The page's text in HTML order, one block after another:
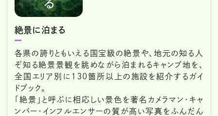
絶景に泊まる
各県の誇りともいえる国宝級の絶景や、地元の知る人
ぞ知る絶景景観を眺めながら泊まれるキャンプ地を、
全国エリア別に130箇所以上の施設を紹介するガイ
ドブック。
「絶景」と呼ぶに相応しい景色を著名カメラマン・キャ
ンパー・インフルエンサーの質が高い写真をふんだん